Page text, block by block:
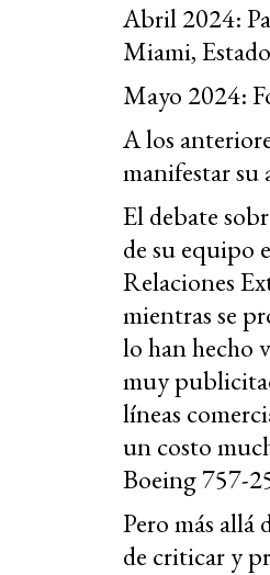
Abril 2024:
Miami,
Mayo 2024:
A los
manifestar su
El debate
de su equipo
Relaciones
mientras se
lo han hecho
muy
líneas
un costo
Boeing 757-
Pero más allá
de criticar y